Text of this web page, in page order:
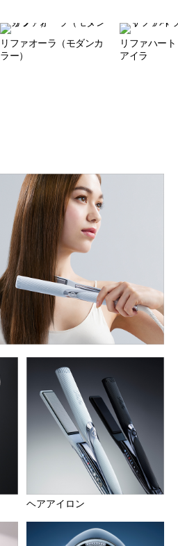
リファオーラ（モダンカ
ラー）
リファハー
アイラ
ヘアアイロン